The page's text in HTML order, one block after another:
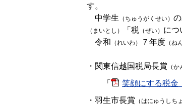
す。
中学生 （ちゅうがくせい）
（まいとし） 「税 （ぜい） につ
令和 （れいわ） ７ 年度 （ね
・関東信越国税局長賞 （
「 笑顔にする税金
・羽生市長賞 （はにゅうしち